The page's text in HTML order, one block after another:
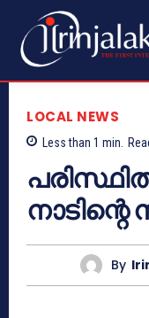
LOCAL NEWS
Less than 1 min.
By